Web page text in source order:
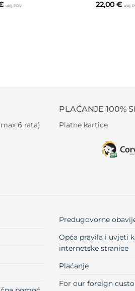
uklj. PDV
22,00€ uklj.
6 rata)
PLAĆANJE 100%
Platne kartice
Predugovorne
Opća pravila i uvjeti
internetske stranice
Plaćanje
For our foreign